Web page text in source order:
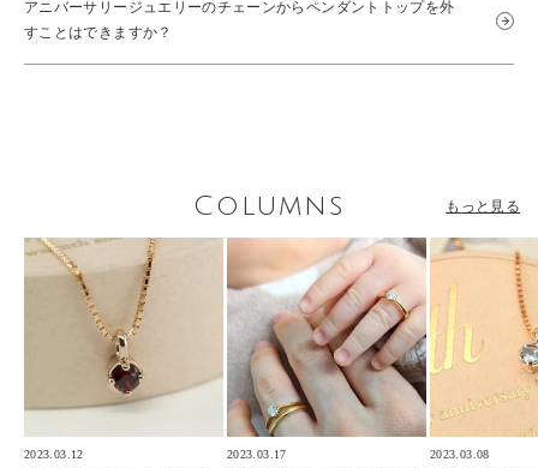
アニバーサリージュエリーのチェーンからペンダントトップを外
すことはできますか？
Columns もっと見る
2023.03.12
2023.03.17
2023.03.08